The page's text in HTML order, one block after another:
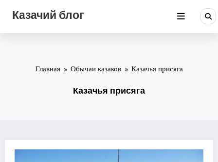
Казачий блог
Главная Обычаи казаков Казачья присяга
Казачья присяга